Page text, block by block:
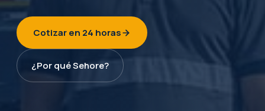
Cotizar en 24 horas
¿Por qué Sehore?